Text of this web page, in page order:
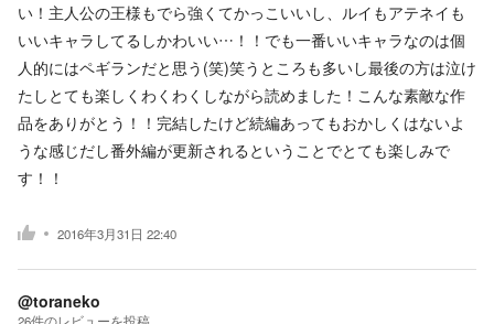
い！主人公の王様もでら強くてかっこいいし、ルイもアテネイも
いいキャラしてるしかわいい…！！でも一番いいキャラなのは個
人的にはペギランだと思う(笑)笑うところも多いし最後の方は泣け
たしとても楽しくわくわくしながら読めました！こんな素敵な作
品をありがとう！！完結したけど続編あってもおかしくはないよ
うな感じだし番外編が更新されるということでとても楽しみで
す！！
2016年3月31日 22:40
@toraneko